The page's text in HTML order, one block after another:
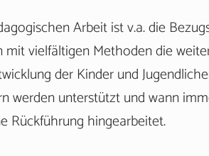
Arbeit ist v.a. die
mit vielfältigen Methoden die
der Kinder und
werden unterstützt und wann
Rückführung hingearbeitet.